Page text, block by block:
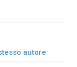
autore